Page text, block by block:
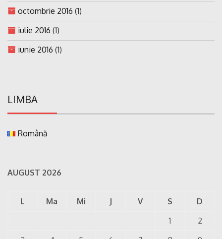
octombrie 2016 (1)
iulie 2016 (1)
iunie 2016 (1)
LIMBA
Română
AUGUST 2026
L Ma Mi J V S
D
1
2